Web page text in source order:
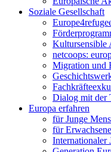
Soziale Gesellschaft
Kultursensible
netcoops:
Migration und
Dialog mit der
Europa erfahren
für Junge
für Erwachsene
Internationaler